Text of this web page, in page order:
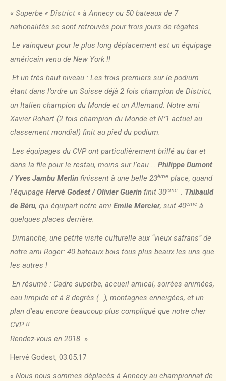
« Superbe « District » à Annecy ou 50 bateaux de 7
nationalités se sont retrouvés pour trois jours de régates.
Le vainqueur pour le plus long déplacement est un équipage
américain venu de New York !!
Et un très haut niveau : Les trois premiers sur le podium
étant dans l’ordre un Suisse déjà 2 fois champion de District,
un Italien champion du Monde et un Allemand. Notre ami
Xavier Rohart (2 fois champion du Monde et N°1 actuel au
classement mondial) finit au pied du podium.
Les équipages du CVP ont particulièrement brillé au bar et
dans la file pour le restau, moins sur l’eau … Philippe Dumont
/ Yves Jambu Merlin finissent à une belle 23ème place, quand
l’équipage Hervé Godest / Olivier Guerin finit 30ème. . Thibauld
de Béru, qui équipait notre ami Emile Mercier, suit 40ème à
quelques places derrière.
Dimanche, une petite visite culturelle aux “vieux safrans” de
notre ami Roger: 40 bateaux bois tous plus beaux les uns que
les autres !
En résumé : Cadre superbe, accueil amical, soirées animées,
eau limpide et à 8 degrés (…), montagnes enneigées, et un
plan d’eau encore beaucoup plus compliqué que notre cher
CVP !!
Rendez-vous en 2018. »
Hervé Godest, 03.05.17
« Nous nous sommes déplacés à Annecy au championnat de